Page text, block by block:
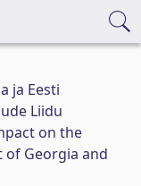
ja Eesti
Liidu
on the
of Georgia and